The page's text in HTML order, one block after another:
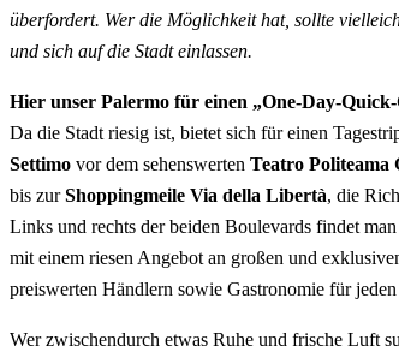
überfordert. Wer die Möglichkeit hat, sollte
und sich auf die Stadt einlassen.
Hier unser Palermo für einen „One-Day-
Da die Stadt riesig ist, bietet sich für einen
Settimo vor dem sehenswerten Teatro Politeama
bis zurShoppingmeile Via della Libertà, die
Links und rechts der beiden Boulevards findet
mit einem riesen Angebot an großen und
preiswerten Händlern sowie Gastronomie für
Wer zwischendurch etwas Ruhe und frische Luft